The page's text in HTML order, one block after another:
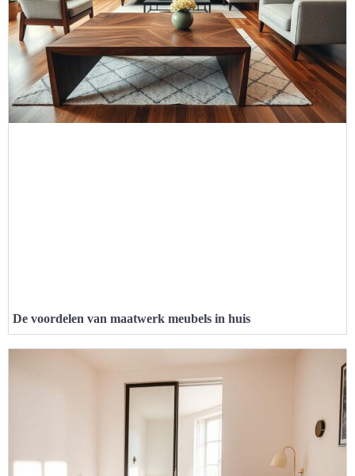
De voordelen van maatwerk meubels in huis